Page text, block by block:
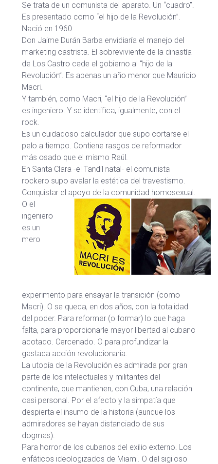
Se trata de un comunista del aparato. Un “cuadro”.
Es presentado como “el hijo de la Revolución”.
Nació en 1960.
Don Jaime Durán Barba envidiaría el manejo del
marketing castrista. El sobreviviente de la dinastía
de Los Castro cede el gobierno al “hijo de la
Revolución”. Es apenas un año menor que Mauricio
Macri.
Y también, como Macri, “el hijo de la Revolución”
es ingeniero. Y se identifica, igualmente, con el
rock.
Es un cuidadoso calculador que supo cortarse el
pelo a tiempo. Contiene rasgos de reformador
más osado que el mismo Raúl.
En Santa Clara -el Tandil natal- el comunista
rockero supo avalar la estética del travestismo.
Conquistar el apoyo de la comunidad homosexual.
O el
ingeniero
es un
mero
experimento para ensayar la transición (como
Macri). O se queda, en dos años, con la totalidad
del poder. Para reformar (o formar) lo que haga
falta, para proporcionarle mayor libertad al cubano
acotado. Cercenado. O para profundizar la
gastada acción revolucionaria.
La utopía de la Revolución es admirada por gran
parte de los intelectuales y militantes del
continente, que mantienen, con Cuba, una relación
casi personal. Por el afecto y la simpatía que
despierta el insumo de la historia (aunque los
admiradores se hayan distanciado de sus
dogmas).
Para horror de los cubanos del exilio externo. Los
enfáticos ideologizados de Miami. O del sigiloso